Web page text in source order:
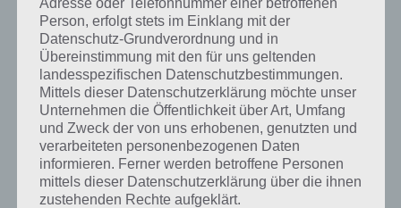
oder Spanisch gegen ihre Mitspieler antreten.
Ein Beispiel: Spieler 1 spielt auf Deutsch (Deutschland), Spieler 2
auf Englisch (Australien), Spieler 3 auf Französisch (Frankreich),
Spieler 4 auf Spanisch (Mexiko) und Spieler 5 auf Englisch (USA).
Jeder der 5 Spieler in der Runde spielt WORDR in der jeweiligen
Sprache; unser Backend wertet die Eingaben in der jeweiligen
Sprache aus und ermittelt die Punkte und den Sieger.
Die Begriffe (Content) sind dabei in den 4 Sprachen übersetzt und
im Backend hinterlegt. Wenn beispielsweise zwei Spieler in einer
Runde in unterschiedlichen Sprachen gleich bedeutende Begriffe
eingeben (zB. Polen (DE) und Poland (EN), dann reduziert sich die
Punktzahl entsprechend. Mit diesem Konzept können wir weit
über 1 Milliarde Menschen weltweit erreichen, die miteinander
Person, erfolgt stets im Einklang mit der
Datenschutz-Grundverordnung und in
Übereinstimmung mit den für uns geltenden
landesspezifischen Datenschutzbestimmungen.
Mittels dieser Datenschutzerklärung möchte unser
Unternehmen die Öffentlichkeit über Art, Umfang
und Zweck der von uns erhobenen, genutzten und
verarbeiteten personenbezogenen Daten
informieren. Ferner werden betroffene Personen
mittels dieser Datenschutzerklärung über die ihnen
zustehenden Rechte aufgeklärt.